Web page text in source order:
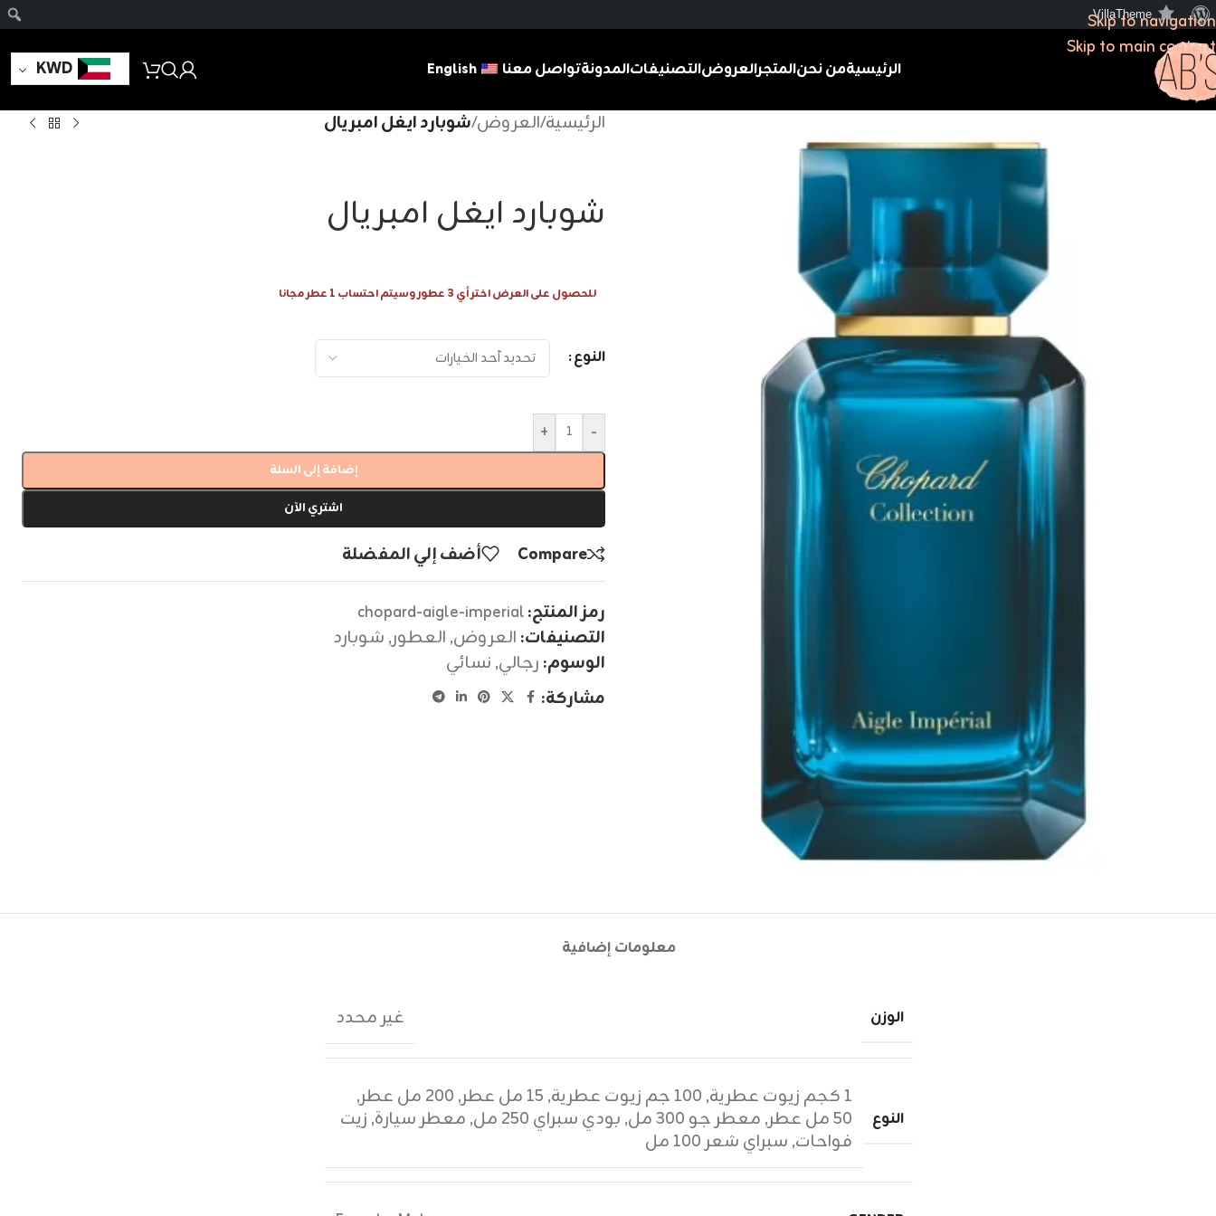
VillaTheme
Skip to navigation
Skip to main content
الرئيسيةمن نحنالمتجرالعروضالتصنيفاتالمدونةتواصل معنا English
KWD
الرئيسية/العروض/شوبارد ايغل امبريال
شوبارد ايغل امبريال
للحصول على العرض اختر أي 3 عطور وسيتم احتساب 1 عطر مجانا
النوع
-
+
إضافة إلى السلة
اشتري الآن
Compare أضف إلي المفضلة
رمز المنتج:chopard-aigle-imperial
التصنيفات: العروض, العطور, شوبارد
الوسوم: رجالي, نسائي
مشاركة:
معلومات إضافية
الوزن غير محدد
النوع
١ كجم زيوت عطرية , ١٠٠ جم زيوت عطرية , ١٥ مل عطر , ٢٠٠ مل عطر
,
٥٠ مل عطر
, معطر جو ٣٠٠ مل , بودي سبراي ٢٥٠ مل , معطر سيارة, زيت
فواحات, سبراي شعر ١٠٠ مل